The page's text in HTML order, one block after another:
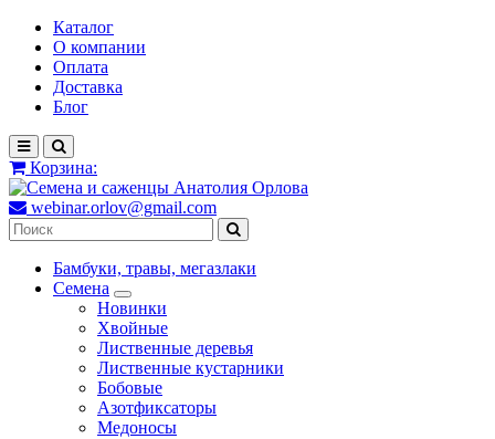
Каталог
О компании
Оплата
Доставка
Блог
Корзина:
webinar.orlov@gmail.com
Бамбуки, травы, мегазлаки
Семена
Новинки
Хвойные
Лиственные деревья
Лиственные кустарники
Бобовые
Азотфиксаторы
Медоносы